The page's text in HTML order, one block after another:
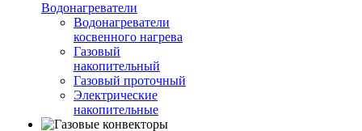
Водонагреватели
Водонагреватели
косвенного нагрева
Газовый
накопительный
Газовый проточный
Электрические
накопительные